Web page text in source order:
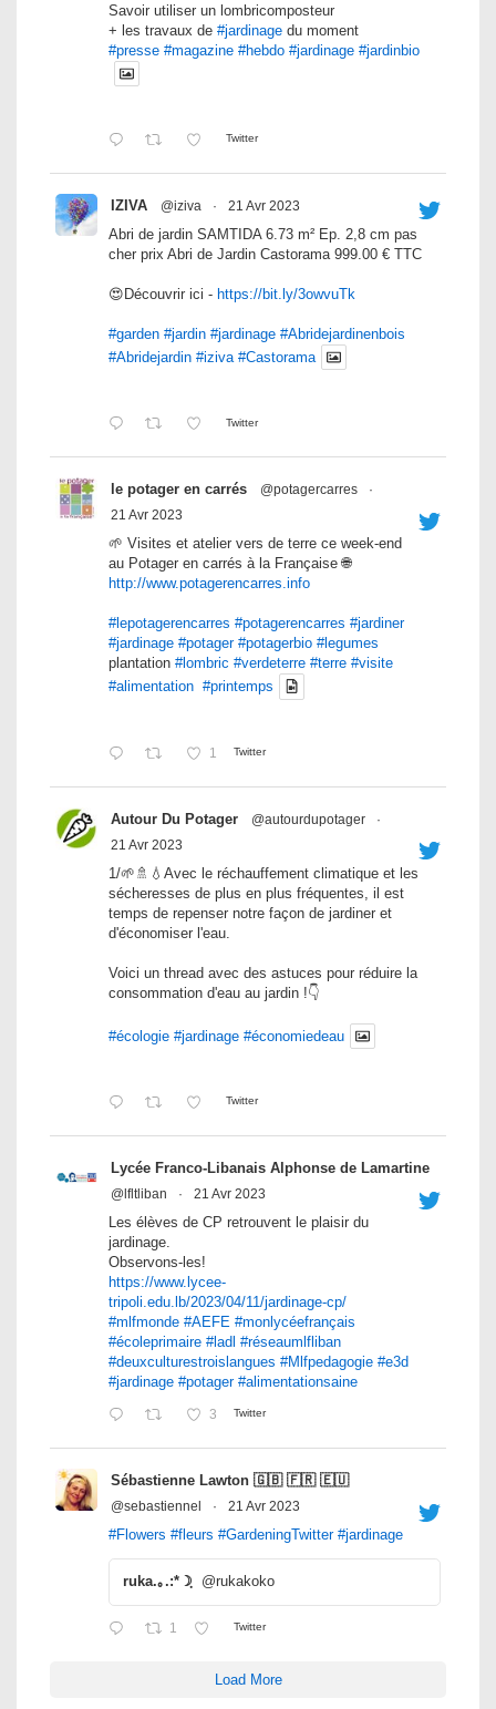
Savoir utiliser un lombricomposteur
+ les travaux de #jardinage du moment
#presse #magazine #hebdo #jardinage #jardinbio
Twitter
IZIVA @iziva · 21 Avr 2023
Abri de jardin SAMTIDA 6.73 m² Ep. 2,8 cm pas
cher prix Abri de Jardin Castorama 999.00 € TTC
😍Découvrir ici - https://bit.ly/3owvuTk
#garden #jardin #jardinage #Abridejardinenbois
#Abridejardin #iziva #Castorama
Twitter
le potager en carrés @potagercarres
·
21 Avr 2023
🌱 Visites et atelier vers de terre ce week-end
au Potager en carrés à la Française 🌐
http://www.potagerencarres.info
#lepotagerencarres #potagerencarres #jardiner
#jardinage #potager #potagerbio #legumes
plantation #lombric #verdeterre #terre #visite
#alimentation #printemps
1 Twitter
Autour Du Potager @autourdupotager
·
21 Avr 2023
1/🌱🚿💧Avec le réchauffement climatique et les
sécheresses de plus en plus fréquentes, il est
temps de repenser notre façon de jardiner et
d'économiser l'eau.
Voici un thread avec des astuces pour réduire la
consommation d'eau au jardin !👇
#écologie #jardinage #économiedeau
Twitter
Lycée Franco-Libanais Alphonse de Lamartine
@lfltliban · 21 Avr 2023
Les élèves de CP retrouvent le plaisir du
jardinage.
Observons-les!
https://www.lycee-
tripoli.edu.lb/2023/04/11/jardinage-cp/
#mlfmonde #AEFE #monlycéefrançais
#écoleprimaire #ladl #réseaumlfliban
#deuxculturestroislangues #Mlfpedagogie #e3d
#jardinage #potager #alimentationsaine
3 Twitter
Sébastienne Lawton 🇬🇧 🇫🇷 🇪🇺
@sebastiennel · 21 Avr 2023
#Flowers #fleurs #GardeningTwitter #jardinage
ruka.｡.:*☽ฺ @rukakoko
1 Twitter
Load More